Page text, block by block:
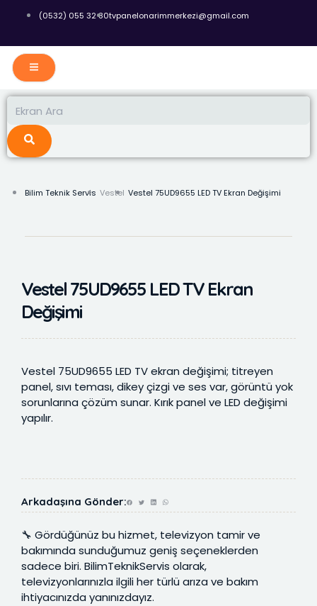
(0532) 055 32 80tvpanelonarimmerkezi@gmail.com
Bilim Teknik Servis Vestel Vestel 75UD9655 LED TV Ekran Değişimi
Vestel 75UD9655 LED TV Ekran
Değişimi
Vestel 75UD9655 LED TV ekran değişimi; titreyen
panel, sıvı teması, dikey çizgi ve ses var, görüntü yok
sorunlarına çözüm sunar. Kırık panel ve LED değişimi
yapılır.
Arkadaşına Gönder:
🔧 Gördüğünüz bu hizmet, televizyon tamir ve
bakımında sunduğumuz geniş seçeneklerden
sadece biri. BilimTeknikServis olarak,
televizyonlarınızla ilgili her türlü arıza ve bakım
ihtiyacınızda yanınızdayız.